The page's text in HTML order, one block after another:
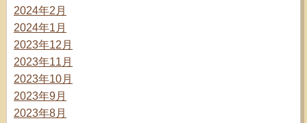
2024年2月
2024年1月
2023年12月
2023年11月
2023年10月
2023年9月
2023年8月